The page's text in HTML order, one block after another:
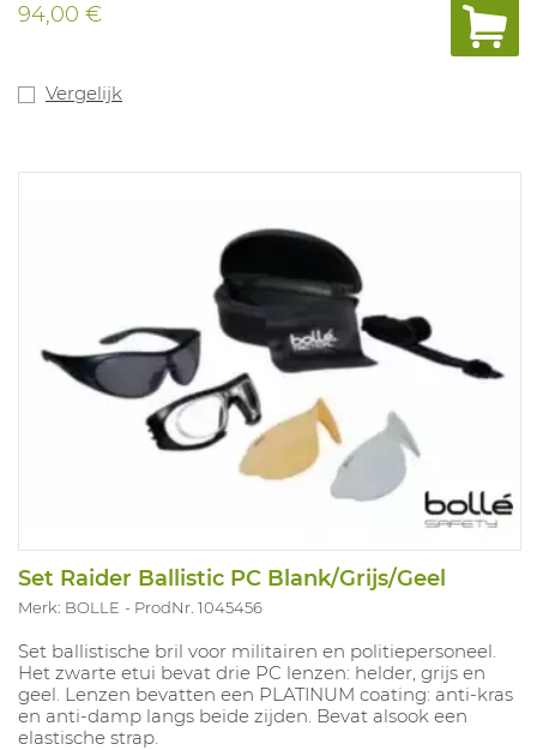
94,00 €
Vergelijk
Set Raider Ballistic PC Blank/Grijs/Geel
Merk: BOLLE ProdNr. 1045456
Set ballistische bril voor militairen en politiepersoneel.
Het zwarte etui bevat drie PC lenzen: helder, grijs en
geel. Lenzen bevatten een PLATINUM coating: anti-kras
en anti-damp langs beide zijden. Bevat alsook een
elastische strap.